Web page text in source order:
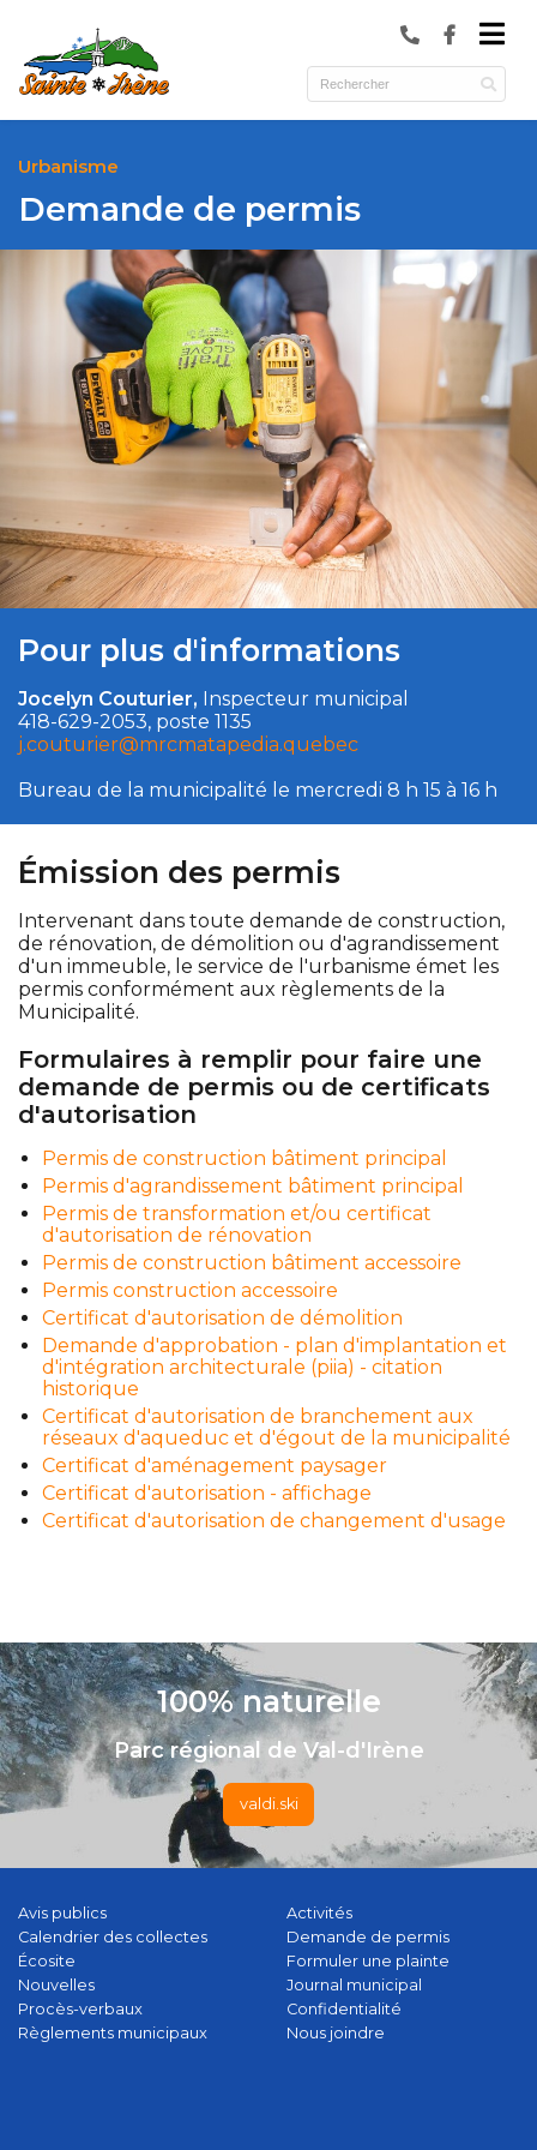
(Municipalité )
Urbanisme
Demande de permis
Pour plus d'informations
Jocelyn Couturier, Inspecteur municipal
418-629-2053, poste 1135
j.couturier@mrcmatapedia.quebec
Bureau de la municipalité le mercredi 8 h 15 à 16 h
Émission des permis
Intervenant dans toute demande de construction,
de rénovation, de démolition ou d'agrandissement
d'un immeuble, le service de l'urbanisme émet les
permis conformément aux règlements de la
Municipalité.
Formulaires à remplir pour faire une
demande de permis ou de certificats
d'autorisation
Permis de construction bâtiment principal
Permis d'agrandissement bâtiment principal
Permis de transformation et/ou certificat
d'autorisation de rénovation
Permis de construction bâtiment accessoire
Permis construction accessoire
Certificat d'autorisation de démolition
Demande d'approbation - plan d'implantation et
d'intégration architecturale (piia) - citation
historique
Certificat d'autorisation de branchement aux
réseaux d'aqueduc et d'égout de la municipalité
Certificat d'aménagement paysager
Certificat d'autorisation - affichage
Certificat d'autorisation de changement d'usage
100% naturelle
Parc régional de Val-d'Irène
valdi.ski
Avis publics
Calendrier des collectes
Écosite
Nouvelles
Procès-verbaux
Règlements municipaux
Activités
Demande de permis
Formuler une plainte
Journal municipal
Confidentialité
Nous joindre